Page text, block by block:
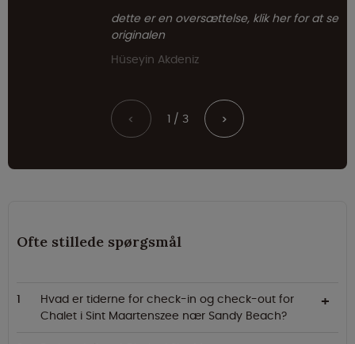
dette er en oversættelse, klik her for at se
originalen
Hüseyin Akdeniz
< 1 / 3 >
Ofte stillede spørgsmål
Hvad er tiderne for check-in og check-out for
Chalet i Sint Maartenszee nær Sandy Beach?